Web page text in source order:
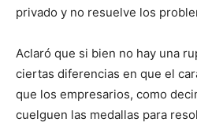
privado y no resuelve los
Aclaró que si bien no hay una
ciertas diferencias en que el
que los empresarios, como
cuelguen las medallas para